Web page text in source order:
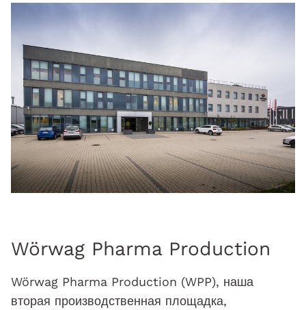
Wörwag Pharma Production
Wörwag Pharma Production (WPP), наша
вторая производственная площадка,